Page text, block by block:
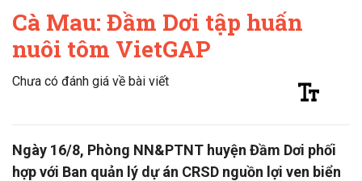
Cà Mau: Đầm Dơi tập huấn
nuôi tôm VietGAP
Chưa có đánh giá về bài viết
Ngày 16/8, Phòng NN&PTNT huyện Đầm Dơi phối
hợp với Ban quản lý dự án CRSD nguồn lợi ven biển